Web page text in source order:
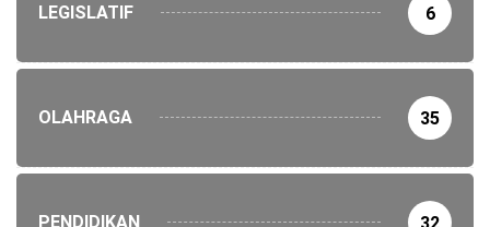
LEGISLATIF 6
OLAHRAGA 35
PENDIDIKAN